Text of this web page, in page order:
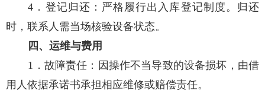
4．登记归还：严格履行出入库登记制度。归还
时，联系人需当场核验设备状态。
四、运维与费用
1．故障责任：因操作不当导致的设备损坏，由借
用人依据承诺书承担相应维修或赔偿责任。